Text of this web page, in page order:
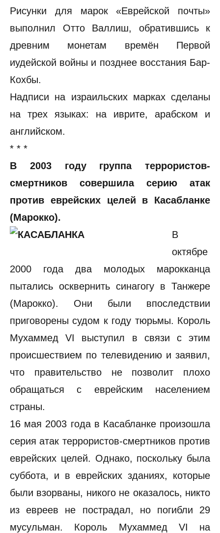
Рисунки для марок «Еврейской почты»
выполнил Отто Валлиш, обратившись к
древним монетам времён Первой
иудейской войны и позднее восстания Бар-
Кохбы.
Надписи на израильских марках сделаны
на трех языках: на иврите, арабском и
английском.
* * *
В 2003 году группа террористов-
смертников совершила серию атак
против еврейских целей в Касабланке
(Марокко).
В
октябре
2000 года два молодых марокканца
пытались осквернить синагогу в Танжере
(Марокко). Они были впоследствии
приговорены судом к году тюрьмы. Король
Мухаммед VI выступил в связи с этим
происшествием по телевидению и заявил,
что правительство не позволит плохо
обращаться с еврейским населением
страны.
16 мая 2003 года в Касабланке произошла
серия атак террористов-смертников против
еврейских целей. Однако, поскольку была
суббота, и в еврейских зданиях, которые
были взорваны, никого не оказалось, никто
из евреев не пострадал, но погибли 29
мусульман. Король Мухаммед VI на